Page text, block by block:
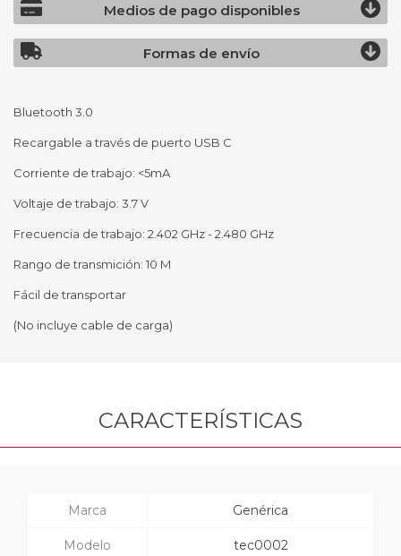
Medios de pago disponibles
Formas de envío
Bluetooth 3.0
Recargable a través de puerto USB C
Corriente de trabajo: <5mA
Voltaje de trabajo: 3.7 V
Frecuencia de trabajo: 2.402 GHz - 2.480 GHz
Rango de transmición: 10 M
Fácil de transportar
(No incluye cable de carga)
CARACTERÍSTICAS
Marca Genérica
Modelo tec0002